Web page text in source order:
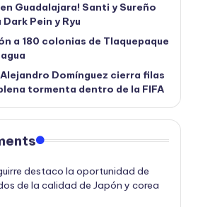
Guadalajara! Santi y Sureño
Pein y Ryu
a 180 colonias de Tlaquepaque
Domínguez cierra filas
tormenta dentro de la FIFA
destaco la oportunidad de
de la calidad de Japón y corea